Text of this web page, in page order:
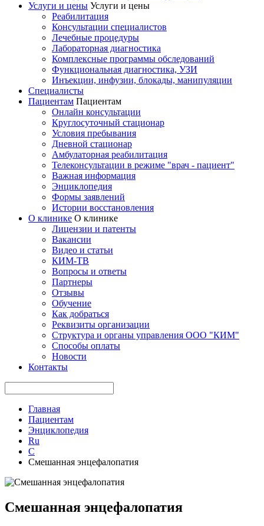
Услуги и цены Услуги и цены
Реабилитация
Консультации специалистов
Лечебные процедуры
Лабораторная диагностика
Комплексные программы обследований
Функциональная диагностика, УЗИ
Инъекции, инфузии, блокады, манипуляции
Специалисты
Пациентам Пациентам
Онлайн консультации
Круглосуточный стационар
Условия пребывания
Дневной стационар
Амбулаторная реабилитация
Телеконсультации в режиме "врач - пациент"
Важная информация
Энциклопедия
Формы заявлений
Истории восстановления
О клинике О клинике
Лицензии и патенты
Вакансии
Видео и статьи
КИМ-ТВ
Вопросы и ответы
Партнеры
Отзывы
Обучение
Как добраться
Реквизиты организации
Структура и органы управления ООО "КИМ"
Способы оплаты
Новости
Контакты
Главная
Пациентам
Энциклопедия
Ru
С
Смешанная энцефалопатия
Смешанная энцефалопатия